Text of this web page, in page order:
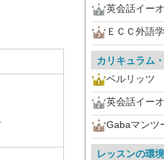
英会話イー
ＥＣＣ外語
カリキュラム
ベルリッツ
英会話イー
Gabaマンツ
レッスンの環境